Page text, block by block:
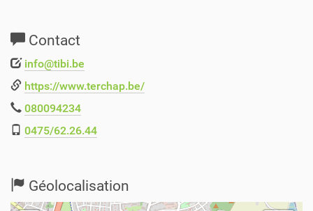
Contact
info@tibi.be
https://www.terchap.be/
080094234
0475/62.26.44
Géolocalisation